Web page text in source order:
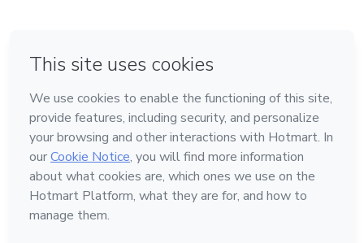
Feito com ❤ em Bogotá
Conheça a Hotmart
Idioma
Português